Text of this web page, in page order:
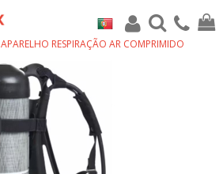
APARELHO RESPIRAÇÃO AR COMPRIMIDO